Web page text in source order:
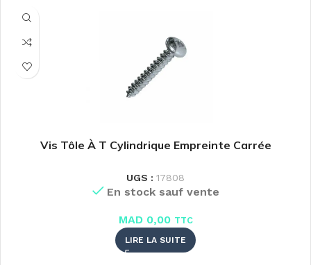
Vis Tôle À T Cylindrique Empreinte Carrée
UGS : 17808
En stock sauf vente
MAD0,00 TTC
LIRE LA SUITE